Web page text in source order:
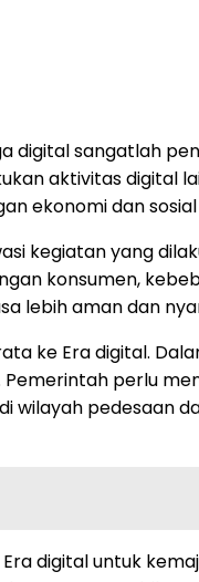
digital sangatlah
aktivitas digital
ekonomi dan
kegiatan yang
konsumen,
lebih aman dan
ke Era digital.
perlu
pedesaan
digital untuk